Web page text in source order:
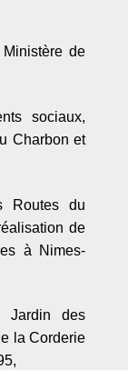
de
sociaux,
Charbon et
Routes du
de
à Nimes-
Jardin des
la Corderie